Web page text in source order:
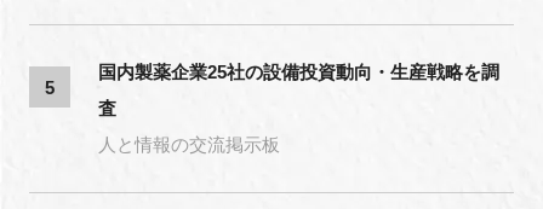
5
国内製薬企業25社の設備投資動向・生産戦略を調
査
人と情報の交流掲示板